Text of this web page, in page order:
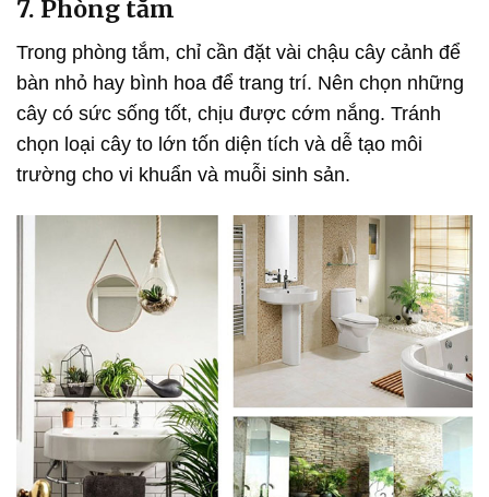
7. Phòng tắm
Trong phòng tắm, chỉ cần đặt vài chậu cây cảnh để
bàn nhỏ hay bình hoa để trang trí. Nên chọn những
cây có sức sống tốt, chịu được cớm nắng. Tránh
chọn loại cây to lớn tốn diện tích và dễ tạo môi
trường cho vi khuẩn và muỗi sinh sản.